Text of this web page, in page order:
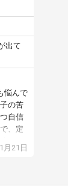
出て
悩んで
の苦
自信
、定
もと
月21日